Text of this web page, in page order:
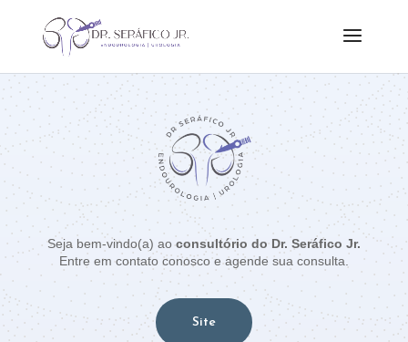
Seja bem-vindo(a) aoconsultório do Dr. Seráfico Jr.
Entre em contato conosco e agende sua consulta.
Site